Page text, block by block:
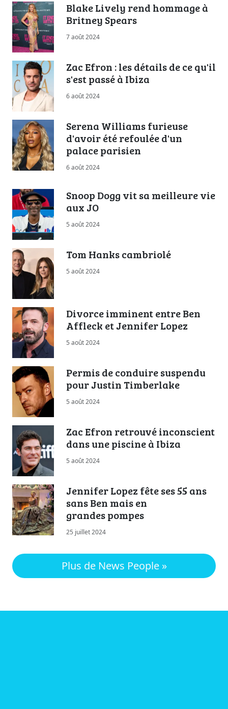
Blake Lively rend hommage à
Britney Spears
7 août 2024
Zac Efron : les détails de ce qu'il
s'est passé à Ibiza
6 août 2024
Serena Williams furieuse
d'avoir été refoulée d'un
palace parisien
6 août 2024
Snoop Dogg vit sa meilleure vie
aux JO
5 août 2024
Tom Hanks cambriolé
5 août 2024
Divorce imminent entre Ben
Affleck et Jennifer Lopez
5 août 2024
Permis de conduire suspendu
pour Justin Timberlake
5 août 2024
Zac Efron retrouvé inconscient
dans une piscine à Ibiza
5 août 2024
Jennifer Lopez fête ses 55 ans
sans Ben mais en
grandes pompes
25 juillet 2024
Plus de News People »